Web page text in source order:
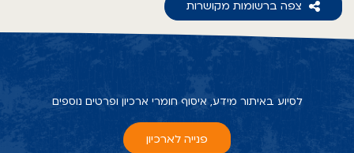
צפה ברשומות מקושרות
לסיוע באיתור מידע, איסוף חומרי ארכיון ופרטים נוספים
פנייה לארכיון